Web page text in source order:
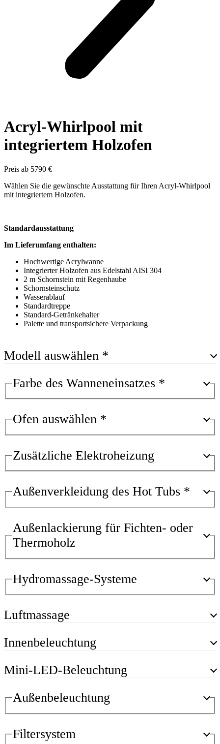
Acryl-Whirlpool mit
integriertem Holzofen
Preis ab 5790 €
Wählen Sie die gewünschte Ausstattung für Ihren Acryl-Whirlpool
mit integriertem Holzofen.
Standardausstattung
Im Lieferumfang enthalten:
Hochwertige Acrylwanne
Integrierter Holzofen aus Edelstahl AISI 304
2 m Schornstein mit Regenhaube
Schornsteinschutz
Wasserablauf
Standardtreppe
Standard-Getränkehalter
Palette und transportsichere Verpackung
Modell auswählen *
Farbe des Wanneneinsatzes *
Ofen auswählen *
Zusätzliche Elektroheizung
Außenverkleidung des Hot Tubs *
Außenlackierung für Fichten- oder
Thermoholz
Hydromassage-Systeme
Luftmassage
Innenbeleuchtung
Mini-LED-Beleuchtung
Außenbeleuchtung
Filtersystem